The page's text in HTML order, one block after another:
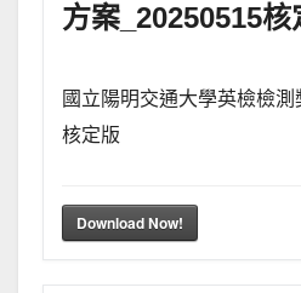
方案_20250515核
國立陽明交通大學英檢檢
核定版
Download Now!